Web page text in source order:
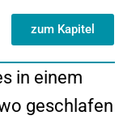
zum Kapitel
in einem
geschlafen